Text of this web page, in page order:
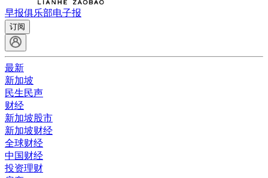
早报俱乐部电子报
订阅
最新
新加坡
民生民声
财经
新加坡股市
新加坡财经
全球财经
中国财经
投资理财